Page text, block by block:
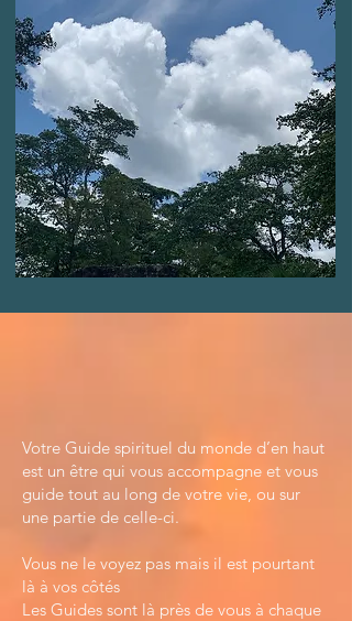
RENCONTRE DE MON ANIMAL DE
POUVOIR
HORAIRE : 14h _ 16h30
COÛT : 45€
Votre Guide spirituel du monde d’en haut
est un être qui vous accompagne et vous
guide tout au long de votre vie, ou sur
une partie de celle-ci.
Vous ne le voyez pas mais il est pourtant
là à vos côtés
Les Guides sont là près de vous à chaque